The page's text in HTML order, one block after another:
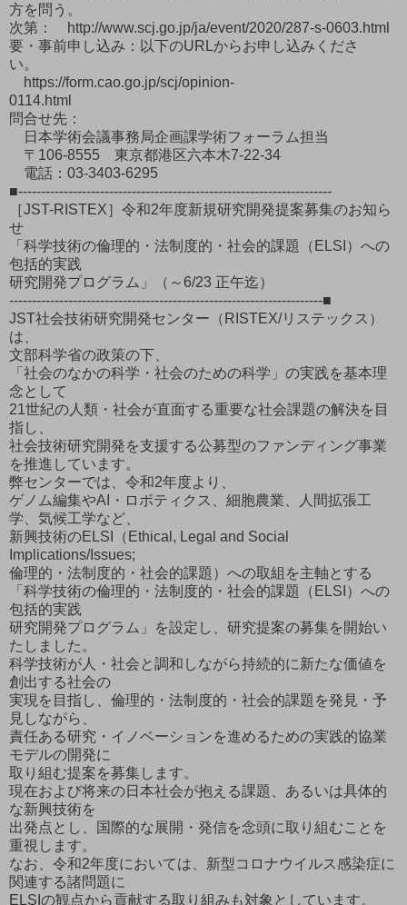
方を問う。
次第： http://www.scj.go.jp/ja/event/2020/287-s-0603.html
要・事前申し込み：以下のURLからお申し込みくださ
い。
https://form.cao.go.jp/scj/opinion-
0114.html
問合せ先：
日本学術会議事務局企画課学術フォーラム担当
〒106-8555 東京都港区六本木7-22-34
電話：03-3403-6295
■---------------------------------------------------------------------
［JST-RISTEX］令和2年度新規研究開発提案募集のお知ら
せ
「科学技術の倫理的・法制度的・社会的課題（ELSI）への
包括的実践
研究開発プログラム」（～6/23 正午迄）
---------------------------------------------------------------------■
JST社会技術研究開発センター（RISTEX/リステックス）
は、
文部科学省の政策の下、
「社会のなかの科学・社会のための科学」の実践を基本理
念として
21世紀の人類・社会が直面する重要な社会課題の解決を目
指し、
社会技術研究開発を支援する公募型のファンディング事業
を推進しています。
弊センターでは、令和2年度より、
ゲノム編集やAI・ロボティクス、細胞農業、人間拡張工
学、気候工学など、
新興技術のELSI（Ethical, Legal and Social
Implications/Issues;
倫理的・法制度的・社会的課題）への取組を主軸とする
「科学技術の倫理的・法制度的・社会的課題（ELSI）への
包括的実践
研究開発プログラム」を設定し、研究提案の募集を開始い
たしました。
科学技術が人・社会と調和しながら持続的に新たな価値を
創出する社会の
実現を目指し、倫理的・法制度的・社会的課題を発見・予
見しながら、
責任ある研究・イノベーションを進めるための実践的協業
モデルの開発に
取り組む提案を募集します。
現在および将来の日本社会が抱える課題、あるいは具体的
な新興技術を
出発点とし、国際的な展開・発信を念頭に取り組むことを
重視します。
なお、令和2年度においては、新型コロナウイルス感染症に
関連する諸問題に
ELSIの観点から貢献する取り組みも対象としています。